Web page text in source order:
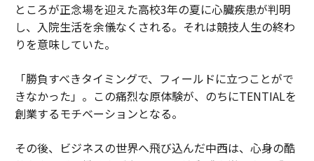
ところが正念場を迎えた高校3年の夏に心臓疾患が判明
し、入院生活を余儀なくされる。それは競技人生の終わ
りを意味していた。
「勝負すべきタイミングで、フィールドに立つことがで
きなかった」。この痛烈な原体験が、のちにTENTIALを
創業するモチベーションとなる。
その後、ビジネスの世界へ飛び込んだ中西は、心身の酷